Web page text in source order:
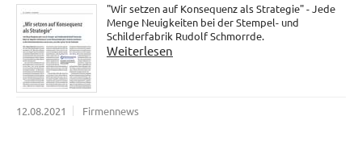
"Wir setzen auf Konsequenz als Strategie" - Jede
Menge Neuigkeiten bei der Stempel- und
Schilderfabrik Rudolf Schmorrde.
Weiterlesen
12.08.2021 Firmennews